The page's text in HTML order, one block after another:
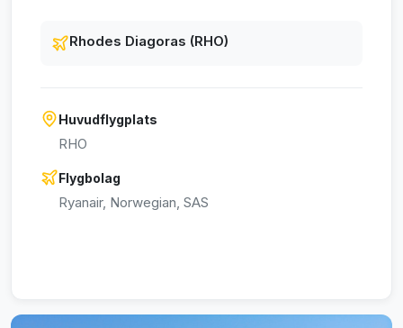
Rhodes Diagoras (RHO)
Huvudflygplats
RHO
Flygbolag
Ryanair, Norwegian, SAS